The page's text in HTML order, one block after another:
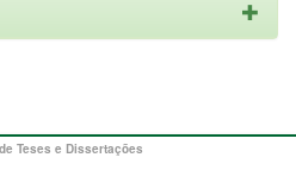
Teses e Dissertações